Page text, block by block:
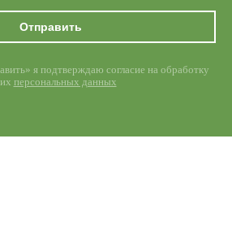
Отправить
я подтверждаю согласие на обработку
персональных данных